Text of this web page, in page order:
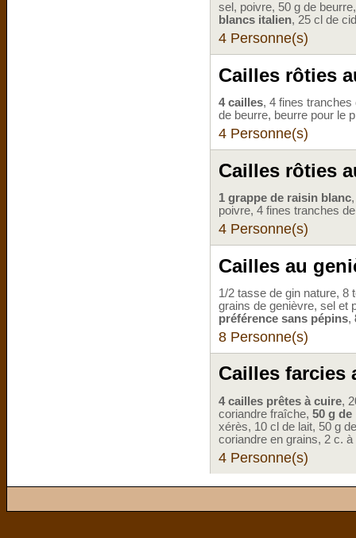
sel, poivre, 50 g de
blancs italien, 25 cl de
4 Personne(s)
Cailles rôties
4 cailles, 4 fines
de beurre, beurre pour le
4 Personne(s)
Cailles rôties
1 grappe de raisin blanc
poivre, 4 fines tranches
4 Personne(s)
Cailles au
1/2 tasse de gin nature, 8
grains de genièvre, sel et
préférence sans pépins,
8 Personne(s)
Cailles farcies
4 cailles prêtes à cuire,
coriandre fraîche, 50 g
xérès, 10 cl de lait, 50 g
coriandre en grains, 2 c.
4 Personne(s)